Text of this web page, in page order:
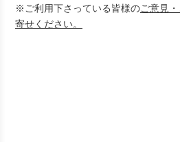
※ご利用下さっている皆様のご意見
寄せください。